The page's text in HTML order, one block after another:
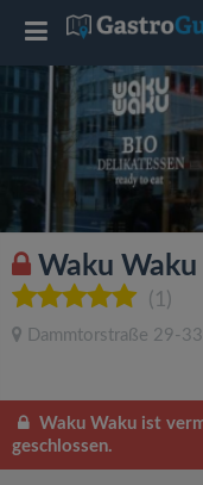
Waku Waku
(1)
Dammtorstraße 29-33
Waku Waku ist
geschlossen.
T
l
e
a